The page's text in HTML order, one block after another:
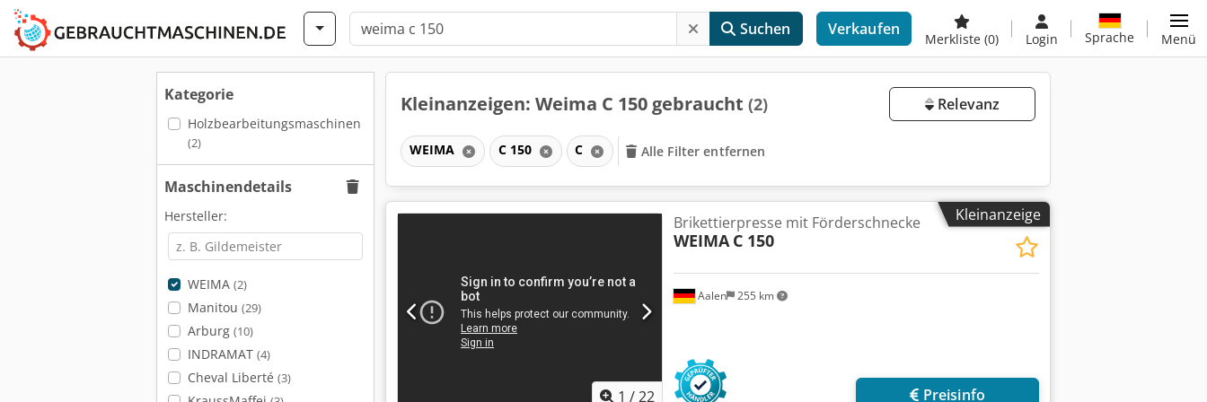
Suchen Verkaufen
Merkliste (0) Login Sprache Menü
Kategorie
Holzbearbeitungsmaschinen
(2)
Maschinendetails
Hersteller:
WEIMA (2)
Manitou (29)
Arburg (10)
INDRAMAT (4)
Cheval Liberté (3)
Kleinanzeigen: Weima C 150 gebraucht (2) Relevanz
WEIMA C 150 C Alle Filter entfernen
Kleinanzeige
1 /22
Aalen 255 km
Brikettierpresse mit Förderschnecke
WEIMA C 150
Preisinfo